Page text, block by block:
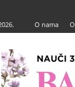
O nama